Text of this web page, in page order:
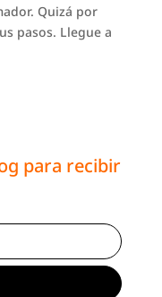
Quizá por
pasos. Llegue a
para recibir